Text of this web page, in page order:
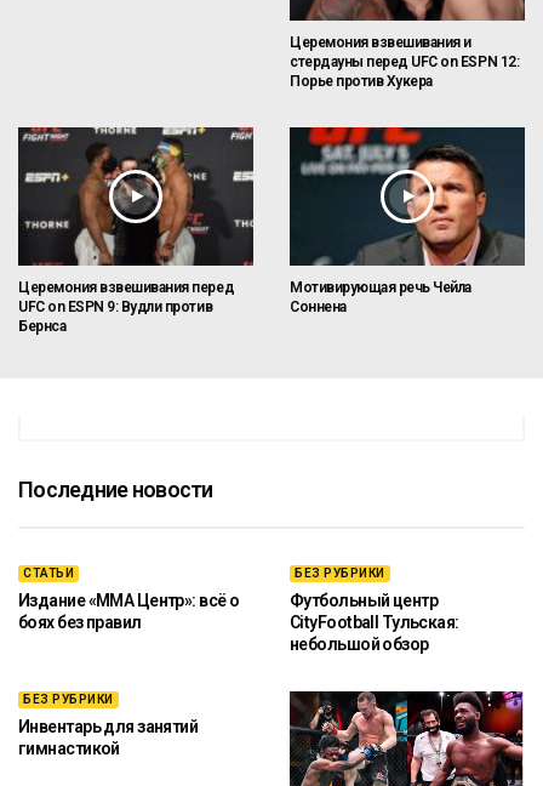
Церемония взвешивания и
стердауны перед UFC on ESPN 12:
Порье против Хукера
Церемония взвешивания перед
UFC on ESPN 9: Вудли против
Бернса
Мотивирующая речь Чейла
Соннена
Последние новости
СТАТЬИ
Издание «ММА Центр»: всё о
боях без правил
БЕЗ РУБРИКИ
Футбольный центр
CityFootball Тульская:
небольшой обзор
БЕЗ РУБРИКИ
Инвентарь для занятий
гимнастикой